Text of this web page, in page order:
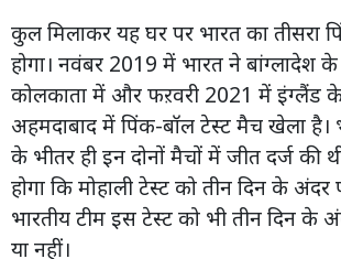
कुल मिलाकर यह घर पर भारत का तीसरा
होगा। नवंबर 2019 में भारत ने बांग्लादेश
कोलकाता में और फऱवरी 2021 में इंग्लैंड
अहमदाबाद में पिंक-बॉल टेस्ट मैच खेला है।
के भीतर ही इन दोनों मैचों में जीत दर्ज की
होगा कि मोहाली टेस्ट को तीन दिन के अंदर
भारतीय टीम इस टेस्ट को भी तीन दिन के
या नहीं।